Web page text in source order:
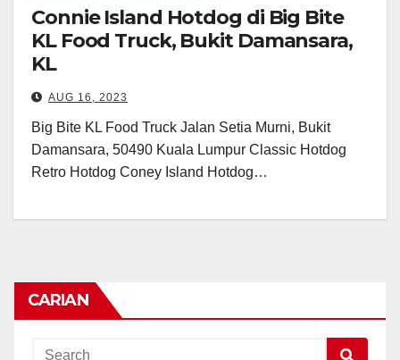
Connie Island Hotdog di Big Bite
KL Food Truck, Bukit Damansara,
KL
AUG 16, 2023
Big Bite KL Food Truck Jalan Setia Murni, Bukit
Damansara, 50490 Kuala Lumpur Classic Hotdog
Retro Hotdog Coney Island Hotdog…
CARIAN